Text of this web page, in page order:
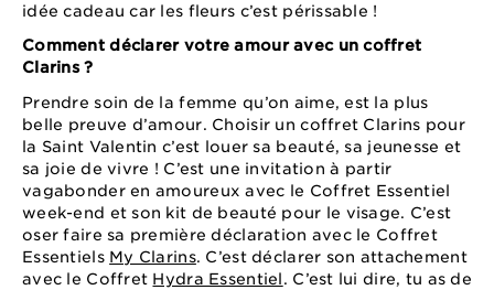
idée cadeau car les fleurs c’est périssable !
Comment déclarer votre amour avec un coffret
Clarins ?
Prendre soin de la femme qu’on aime, est la plus
belle preuve d’amour. Choisir un coffret Clarins pour
la Saint Valentin c’est louer sa beauté, sa jeunesse et
sa joie de vivre ! C’est une invitation à partir
vagabonder en amoureux avec le Coffret Essentiel
week-end et son kit de beauté pour le visage. C’est
oser faire sa première déclaration avec le Coffret
Essentiels My Clarins. C’est déclarer son attachement
avec le Coffret Hydra Essentiel. C’est lui dire, tu as de